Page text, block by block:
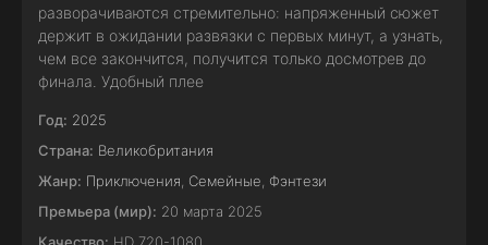
разворачиваются стремительно: напряженный сюжет
держит в ожидании развязки с первых минут, а узнать,
чем все закончится, получится только досмотрев до
финала. Удобный плее
Год: 2025
Страна: Великобритания
Жанр: Приключения Семейные Фэнтези
Премьера (мир): 20 марта 2025